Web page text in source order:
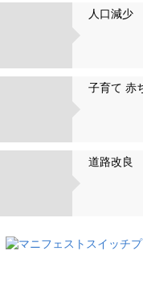
人口減少
子育て 赤
道路改良